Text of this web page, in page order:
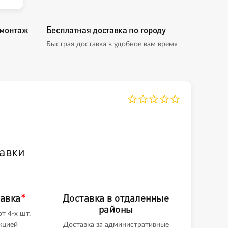
Бесплатная доставка по городу
Быстрая доставка в удобное вам время
*
4-х шт.
Доставка в отдаленные
районы
Доставка за административные